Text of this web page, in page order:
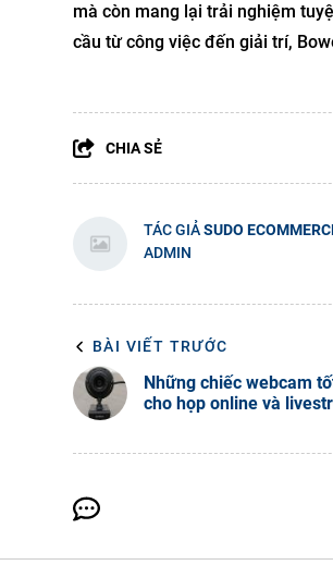
mà còn mang lại trải nghiệm
cầu từ công việc đến giải trí,
CHIA SẺ
TÁC GIẢSUDO
ADMIN
BÀI VIẾT TRƯỚC
Những chiếc webcam
cho họp online và